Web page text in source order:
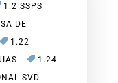
1.2 SSPS
DE
1.22
1.24
SVD